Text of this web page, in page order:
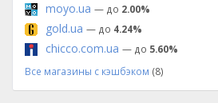
moyo.ua — до 2.00%
gold.ua — до 4.24%
chicco.com.ua — до 5.60%
Все магазины с кэшбэком (8)